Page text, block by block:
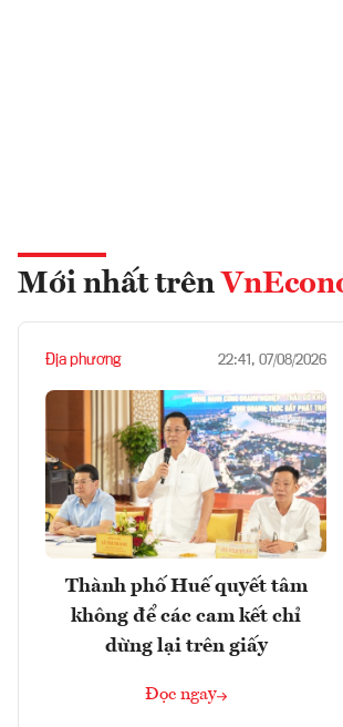
Mới nhất trên
Địa phương 22:41, 07/08/2026
Thành phố Huế quyết tâm
không để các cam kết chỉ
dừng lại trên giấy
Đọc ngay